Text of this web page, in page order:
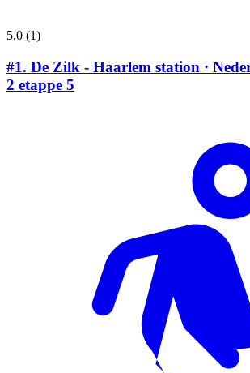
5,0 (1)
#1. De Zilk - Haarlem station ·
2 etappe 5